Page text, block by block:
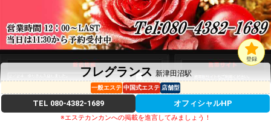
フレグランス 新津田沼駅
登録
一般エステ 中国式エステ 店舗型
TEL 080-4382-1689 オフィシャルHP
※エステカンカンへの掲載を進言してみましょう！